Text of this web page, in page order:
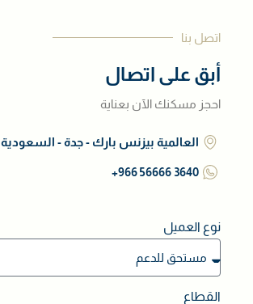
اتصل بنا
أبق على اتصال
احجز مسكنك الآن بعناية
العالمية بيزنس بارك - جدة - السعودية
3640 56666 966+
نوع العميل
القطاع